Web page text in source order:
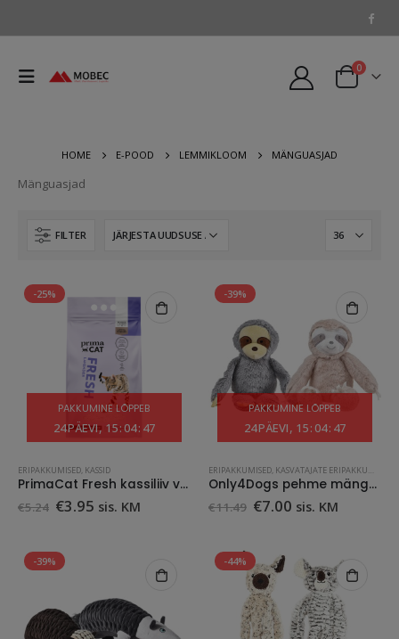
0
HOME E-POOD LEMMIKLOOM MÄNGUASJAD
Mänguasjad
FILTER
-25%
PAKKUMINE LÕPPEB
24PÄEVI 15: 04: 47
ERIPAKKUMISED, KASSID
PrimaCat Fresh kassiliiv valge kaltsiumbentoniit, lavendli lõhnaline 5L
€5.24 Algne
€5.24.
€3.95Praegune
sis. KM
-39%
PAKKUMINE LÕPPEB
24PÄEVI 15: 04: 47
ERIPAKKUMISED, KASVATAJATE ERIPAKKUMINE
Only4Dogs pehme mänguasi Amazon 44×33, valik
€11.49 Algne
€11.49.
€7.00Praegune
sis. KM
-39% -44%